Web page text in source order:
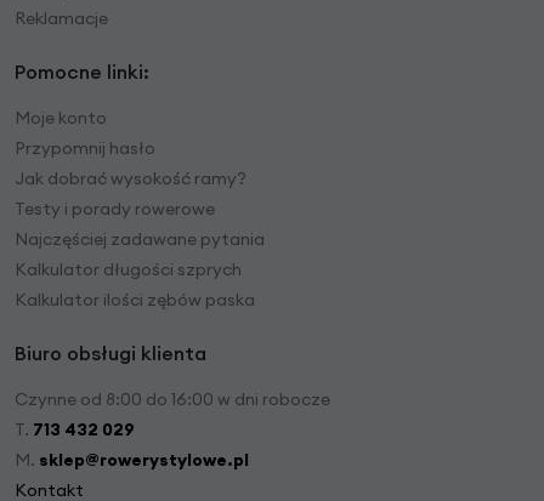
Reklamacje
Pomocne linki:
Moje konto
Przypomnij hasło
Jak dobrać wysokość ramy?
Testy i porady rowerowe
Najczęściej zadawane pytania
Kalkulator długości szprych
Kalkulator ilości zębów paska
Biuro obsługi klienta
Czynne od 8:00 do 16:00 w dni robocze
T. 713 432 029
M. sklep@rowerystylowe.pl
Kontakt